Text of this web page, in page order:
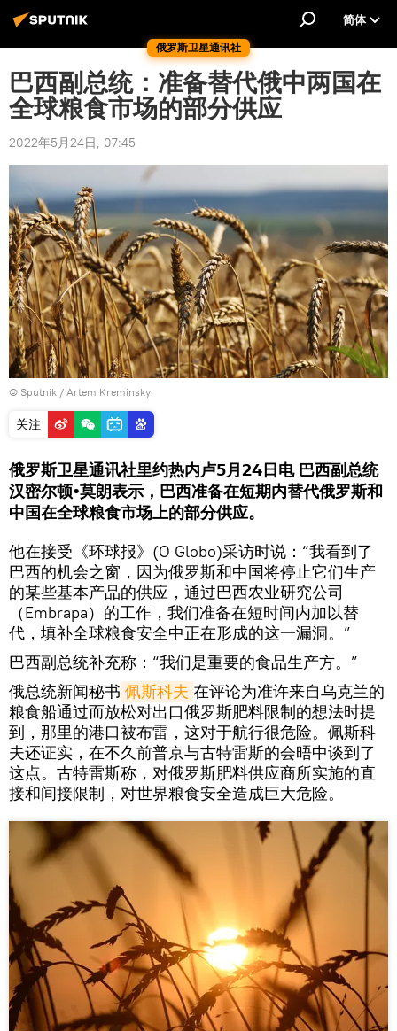
俄罗斯卫星通讯社
简体
巴西副总统：准备替代俄中两国在
全球粮食市场的部分供应
2022年5月24日, 07:45
© Sputnik / Artem Kreminsky
关注
俄罗斯卫星通讯社里约热内卢5月24日电 巴西副总统
汉密尔顿•莫朗表示，巴西准备在短期内替代俄罗斯和
中国在全球粮食市场上的部分供应。
他在接受《环球报》(O Globo)采访时说：“我看到了
巴西的机会之窗，因为俄罗斯和中国将停止它们生产
的某些基本产品的供应，通过巴西农业研究公司
（Embrapa）的工作，我们准备在短时间内加以替
代，填补全球粮食安全中正在形成的这一漏洞。”
巴西副总统补充称：“我们是重要的食品生产方。”
俄总统新闻秘书 佩斯科夫 在评论为准许来自乌克兰的
粮食船通过而放松对出口俄罗斯肥料限制的想法时提
到，那里的港口被布雷，这对于航行很危险。佩斯科
夫还证实，在不久前普京与古特雷斯的会晤中谈到了
这点。古特雷斯称，对俄罗斯肥料供应商所实施的直
接和间接限制，对世界粮食安全造成巨大危险。